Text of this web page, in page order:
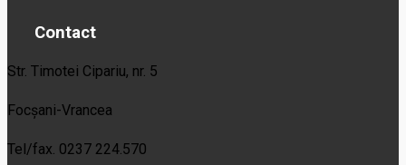
Contact
Str. Timotei Cipariu, nr. 5
Focșani-Vrancea
Tel/fax. 0237 224.570